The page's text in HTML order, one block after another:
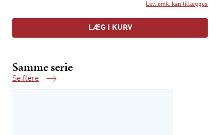
Lev. omk. kan tillægges
LÆG I KURV
Samme serie
Se flere
Samme serie